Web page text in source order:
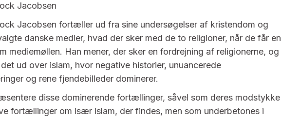
Jacobsen
Jacobsen fortæller ud fra sine undersøgelser af kristendom og
danske medier, hvad der sker med de to religioner, når de får en
mediemøllen. Han mener, der sker en fordrejning af religionerne, og
ud over islam, hvor negative historier, unuancerede
og rene fjendebilleder dominerer.
disse dominerende fortællinger, såvel som deres modstykke
fortællinger om især islam, der findes, men som underbetones i